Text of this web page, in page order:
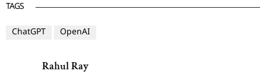
TAGS
ChatGPT OpenAI
Rahul Ray